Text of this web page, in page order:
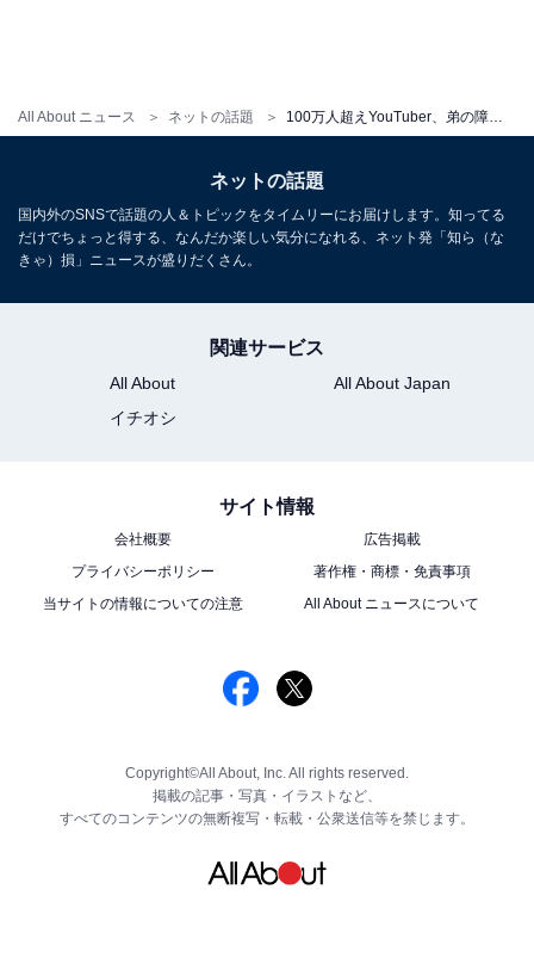
All About ニュース ネットの話題
ネットの話題
国内外のSNSで話題の人＆トピックをタイムリーにお届けします。知ってる
だけでちょっと得する、なんだか楽しい気分になれる、ネット発「知ら（な
きゃ）損」ニュースが盛りだくさん。
関連サービス
All About
All About Japan
イチオシ
サイト情報
会社概要
広告掲載
プライバシーポリシー
著作権・商標・免責事項
当サイトの情報についての注意
All About ニュースについて
Copyright©All About, Inc. All rights reserved.
掲載の記事・写真・イラストなど、
すべてのコンテンツの無断複写・転載・公衆送信等を禁じます。